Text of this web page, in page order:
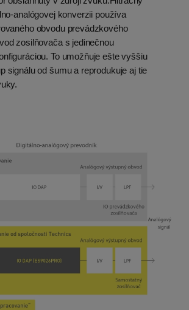
analógovej konverzii používa
obvodu prevádzkového
zosilňovača s jedinečnou
To umožňuje ešte vyššiu
signálu od šumu a reprodukuje aj tie